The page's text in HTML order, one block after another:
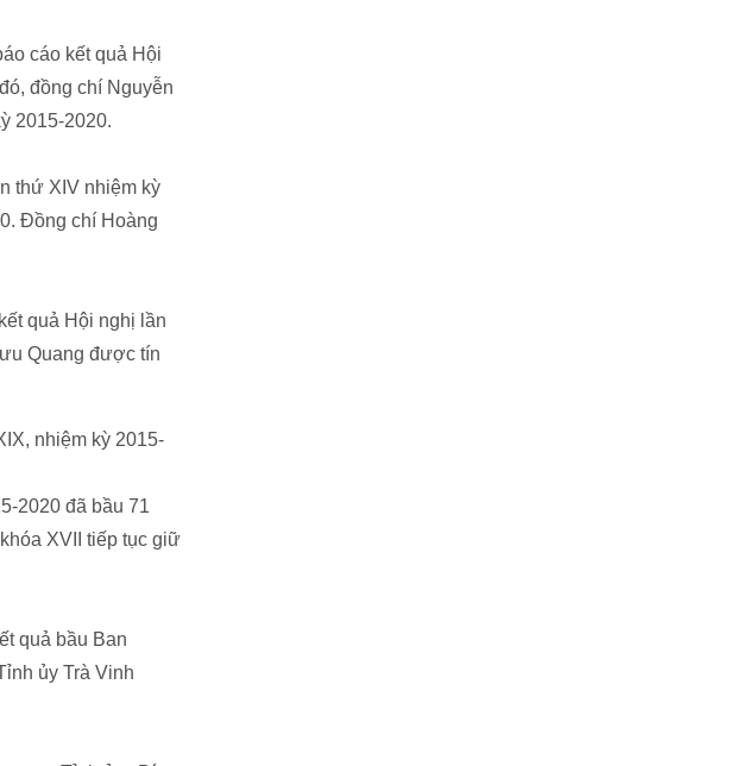
cáo kết quả Hội
đồng chí Nguyễn
2015-2020.
thứ XIV nhiệm kỳ
Đồng chí Hoàng
quả Hội nghị lần
Quang được tín
nhiệm kỳ 2015-
2020 đã bầu 71
XVII tiếp tục giữ
quả bầu Ban
ủy Trà Vinh